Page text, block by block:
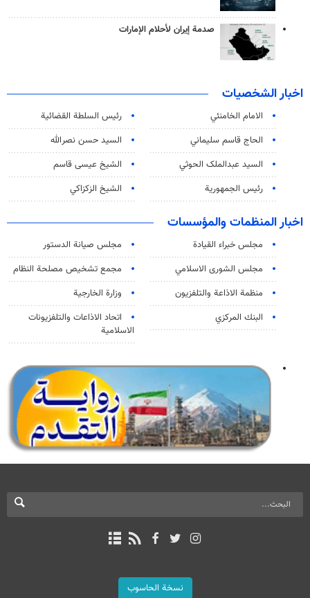
صدمة إيران لأحلام الإمارات
اخبار الشخصيات
الامام الخامنئي
رئیس السلطة القضائیة
الحاج قاسم سليماني
السيد حسن نصرالله
السید عبدالملک الحوثي
الشيخ عيسى قاسم
رئيس الجمهورية
الشيخ الزكزاكي
اخبار المنظمات والمؤسسات
مجلس خبراء القيادة
مجلس صيانة الدستور
مجلس الشورى الاسلامي
مجمع تشخيص مصلحة النظام
منظمة الاذاعة والتلفزیون
وزارة الخارجية
البنك المركزي
اتحاد الاذاعات والتلفزيونات
الاسلامية
نسخة الحاسوب